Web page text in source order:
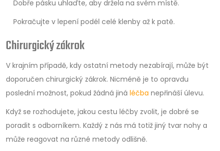
Dobře pásku uhlaďte, aby držela na svém místě.
Pokračujte v lepení podél celé klenby až k patě.
Chirurgický zákrok
V krajním případě, kdy ostatní metody nezabírají, může být
doporučen chirurgický zákrok. Nicméně je to opravdu
poslední možnost, pokud žádná jiná léčba nepřináší úlevu.
Když se rozhodujete, jakou cestu léčby zvolit, je dobré se
poradit s odborníkem. Každý z nás má totiž jiný tvar nohy a
může reagovat na různé metody odlišně.